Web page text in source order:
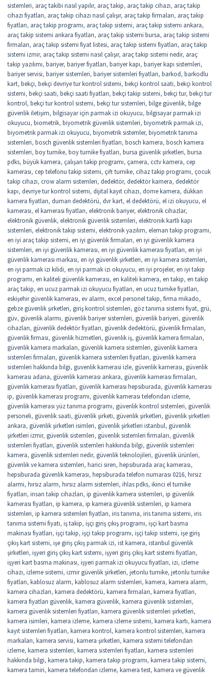
sistemleri, araç takibi nasıl yapılır, araç takip, araç takip cihazı, araç takip
cihazı fiyatları, araç takip cihazı nasıl çalışır, araç takip firmaları, araç takip
fiyatları, araç takip programı, araç takip sistemi, araç takip sistemi ankara,
araç takip sistemi ankara fiyatları, araç takip sistemi bursa, araç takip sistemi
firmaları, araç takip sistemi fiyat listesi, araç takip sistemi fiyatları, araç takip
sistemi izmir, araç takip sistemi nasıl çalışır, araç takip sistemi nedir, araç
takip yazılımı, bariyer, bariyer fiyatları, bariyer kapı, bariyer kapı sistemleri,
bariyer servisi, bariyer sistemleri, bariyer sistemleri fiyatları, barkod, barkodlu
kart, bekçi, bekçi devriye tur kontrol sistemi, bekçi kontrol saati, bekçi kontrol
sistemi, bekçi saati, bekçi saati fiyatları, bekçi takip sistemi, bekçi tur, bekçi tur
kontrol, bekçi tur kontrol sistemi, bekçi tur sistemleri, bilge güvenlik, bilge
güvenlik iletişim, bilgisayar için parmak izi okuyucu, bilgisayar parmak izi
okuyucu, biometrik, biyometrik güvenlik sistemleri, biyometrik parmak izi,
biyometrik parmak izi okuyucu, biyometrik sistemler, biyometrik tanıma
sistemleri, bosch güvenlik sistemleri fiyatları, bosch kamera, bosch kamera
sistemleri, boy turnike, boy turnike fiyatları, bursa güvenlik şirketleri, bursa
pdks, büyük kamera, çalışan takip programı, çamera, cctv kamera, cep
kamerası, cep telefonu takip sistemi, çift turnike, cihaz takip programı, çocuk
takip cihazı, crow alarm sistemleri, dedektör, dedektör kamera, dedektör
kapı, devriye tur kontrol sistemi, dijital kayıt cihazı, dome kamera, dükkan
kamera fiyatları, duman dedektörü, dvr kart, el dedektörü, el izi okuyucu, el
kamerası, el kamerası fiyatları, elektronik bariyer, elektronik cihazlar,
elektronik güvenlik, elektronik güvenlik sistemleri, elektronik kartlı kapı
sistemleri, elektronik takip sistemi, elektronik yazılım, eleman takip programı,
en iyi araç takip sistemi, en iyi güvenlik firmaları, en iyi güvenlik kamera
sistemleri, en iyi güvenlik kamerası, en iyi güvenlik kamerası fiyatları, en iyi
güvenlik kamerası markası, en iyi güvenlik şirketleri, en iyi kamera sistemleri,
en iyi parmak izi kilidi, en iyi parmak izi okuyucu, en iyi projeler, en iyi takip
programı, en kaliteli güvenlik kamerası, en kaliteli kamera, en takip, en takip
araç takip, en ucuz parmak izi okuyucu fiyatları, en ucuz turnike fiyatları,
eskişehir güvenlik kamerası, ev alarm, excel personel takip, firma mikado,
gebze güvenlik şirketleri, giriş kontrol sistemleri, göz tanıma sistemi fiyat, grü,
güv, güvenlik alarmı, güvenlik bariyer sistemleri, güvenlik bariyeri, güvenlik
cihazları, güvenlik dedektör fiyatları, güvenlik dedektörü, güvenlik firmaları,
güvenlik firması, güvenlik hizmetleri, güvenlik iş, güvenlik kamera firmaları,
güvenlik kamera markaları, güvenlik kamera sistemleri, güvenlik kamera
sistemleri firmaları, güvenlik kamera sistemleri fiyatları, güvenlik kamera
sistemleri hakkında bilgi, guvenlik kamerasi izle, güvenlik kamerası, güvenlik
kamerası adana, güvenlik kamerası ankara, güvenlik kamerası firmaları,
güvenlik kamerası fiyatları, güvenlik kamerası hepsiburada, güvenlik kamerası
ip, güvenlik kamerası programı, güvenlik kamerası telefondan izleme,
güvenlik kamerası yüz tanıma programı, güvenlik kontrol sistemleri, güvenlik
personeli, güvenlik saati, güvenlik şirketi, güvenlik şirketleri, güvenlik şirketleri
ankara, güvenlik şirketleri isimleri, güvenlik şirketleri istanbul, güvenlik
şirketleri izmir, güvenlik sistemleri, güvenlik sistemleri firmaları, güvenlik
sistemleri fiyatları, güvenlik sistemleri hakkında bilgi, güvenlik sistemleri
kamera, güvenlik sistemleri nedir, güvenlik teknolojileri, güvenlik ürünleri,
güvenlik ve kamera sistemleri, harici siren, hepsiburada araç kamerası,
hepsiburada güvenlik kamerası, hepsiburada telefon numarası 0216, hirsiz
alarmi, hırsız alarm, hırsız alarm sistemleri, ihlas pdks, ikinci el turnike
fiyatları, insan takip cihazları, ip güvenlik kamera sistemleri, ip güvenlik
kamerası fiyatları, ip kamera, ip kamera güvenlik sistemleri, ip kamera
sistemleri, ip kamera sistemleri fiyatları, iris tanıma, iris tanıma sistemi, iris
tanıma sistemi fiyatı, iş takip, işçi giriş çıkış programı, işçi kart basma
makinası fiyatları, işçi takip, işçi takip programı, işçi takip sistemi, işe giriş
çıkış kart sistemi, işe giriş çıkış parmak izi, ist kamera, istanbul güvenlik
şirketleri, işyeri giriş çıkış kart sistemi, işyeri giriş çıkış kart sistemi fiyatları,
işyeri kart basma makinası, işyeri parmak izi okuyucu fiyatları, izi, izleme
cihazı, izleme sistemi, izmir güvenlik şirketleri, jetonlu turnike, jetonlu turnike
fiyatları, kablosuz alarm, kablosuz alarm sistemleri, kamera, kamera alarm,
kamera cihazları, kamera dedektörü, kamera firmaları, kamera fiyatları,
kamera fiyatları güvenlik, kamera güvenlik, kamera güvenlik sistemleri,
kamera güvenlik sistemleri fiyatları, kamera güvenlik sistemleri şirketleri,
kamera isimleri, kamera izleme, kamera izleme sistemi, kamera kartı, kamera
kayıt sistemleri fiyatları, kamera kontrol, kamera kontrol sistemleri, kamera
markaları, kamera servisi, kamera şirketleri, kamera sistemi telefondan
izleme, kamera sistemleri, kamera sistemleri fiyatları, kamera sistemleri
hakkında bilgi, kamera takip, kamera takip programı, kamera takip sistemi,
kamera tamiri, kamera telefondan izleme, kamera test, kamera ve güvenlik